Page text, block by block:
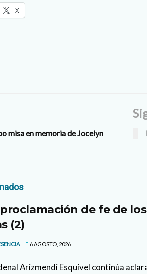
X
misa en memoria de Jocelyn
de fe de los
(2)
6 AGOSTO, 2026
Arizmendi Esquivel continúa